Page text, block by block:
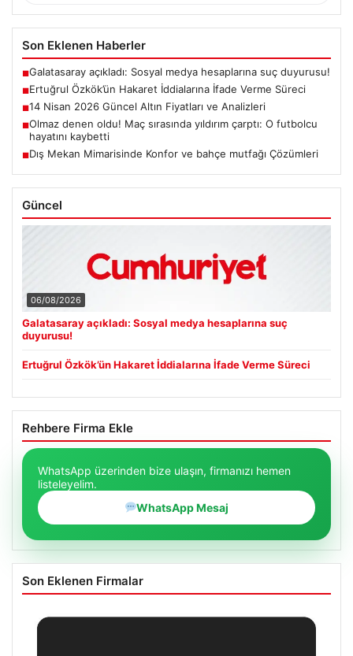
Son Eklenen Haberler
■Galatasaray açıkladı: Sosyal medya hesaplarına suç duyurusu!
■Ertuğrul Özkök’ün Hakaret İddialarına İfade Verme Süreci
■14 Nisan 2026 Güncel Altın Fiyatları ve Analizleri
■Olmaz denen oldu! Maç sırasında yıldırım çarptı: O futbolcu
hayatını kaybetti
■Dış Mekan Mimarisinde Konfor ve bahçe mutfağı Çözümleri
Güncel
06/08/2026
Galatasaray açıkladı: Sosyal medya hesaplarına suç
duyurusu!
Ertuğrul Özkök’ün Hakaret İddialarına İfade Verme Süreci
Rehbere Firma Ekle
WhatsApp üzerinden bize ulaşın, firmanızı hemen
listeleyelim.
WhatsApp Mesaj
Son Eklenen Firmalar